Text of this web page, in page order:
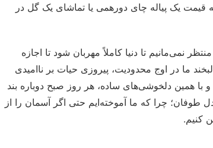
یک پیاله چای دورهمی یا تماشای یک گل در
نمی‌مانیم تا دنیا کاملاً مهربان شود تا اجازه
ما در اوج محدودیت، پیروزی حیات بر ناامیدی
با همین دلخوشی‌های ساده، هر روز صبح دوباره بند
چرا که ما آموخته‌ایم حتی اگر آسمان را از
کنیم.